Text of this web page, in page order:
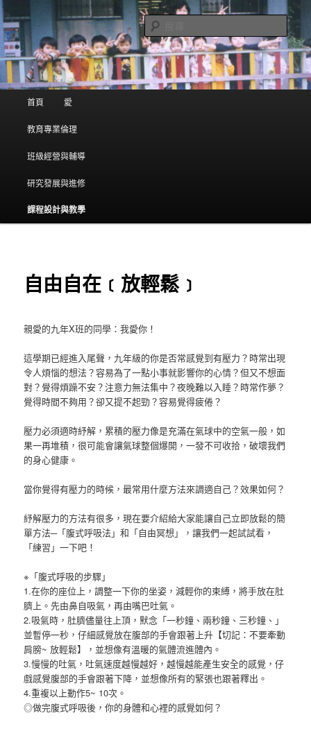
:) 親愛的~ 我愛你
(臺北市立忠孝國中) 方一齋老師的網誌
搜
尋
跳到主內容
跳到第二內容
首頁 愛
教育專業倫理
班級經營與輔導
研究發展與進修
課程設計與教學
自由自在﹝放輕鬆﹞
親愛的九年X班的同學：我愛你！
這學期已經進入尾聲，九年級的你是否常感覺到有壓力？時常出現
令人煩惱的想法？容易為了一點小事就影響你的心情？但又不想面
對？覺得煩躁不安？注意力無法集中？夜晚難以入睡？時常作夢？
覺得時間不夠用？卻又提不起勁？容易覺得疲倦？
壓力必須適時紓解，累積的壓力像是充滿在氣球中的空氣一般，如
果一再堆積，很可能會讓氣球整個爆開，一發不可收拾，破壞我們
的身心健康。
當你覺得有壓力的時候，最常用什麼方法來調適自己？效果如何？
紓解壓力的方法有很多，現在要介紹給大家能讓自己立即放鬆的簡
單方法─「腹式呼吸法」和「自由冥想」，讓我們一起試試看，
「練習」一下吧！
※「腹式呼吸的步驟」
1.在你的座位上，調整一下你的坐姿，減輕你的束縛，將手放在肚
臍上。先由鼻自吸氣，再由嘴巴吐氣。
2.吸氣時，肚臍儘量往上頂，默念「一秒鐘、兩秒鐘、三秒鐘、」
並暫停一秒，仔細感覺放在腹部的手會跟著上升【切記：不要牽動
肩膀~ 放輕鬆】，並想像有溫暖的氣體流進體內。
3.慢慢的吐氣，吐氣速度越慢越好，越慢越能產生安全的感覺，仔
戲感覺腹部的手會跟著下降，並想像所有的緊張也跟著釋出。
4.重複以上動作5~ 10次。
◎做完腹式呼吸後，你的身體和心裡的感覺如何？